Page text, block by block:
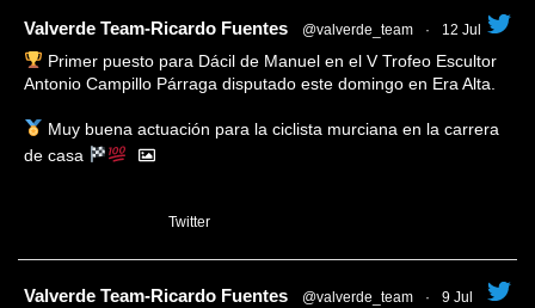
Valverde Team-Ricardo Fuentes @valverde_team · 12 Jul
Primer puesto para Dácil de Manuel en el V Trofeo Escultor
Antonio Campillo Párraga disputado este domingo en Era Alta.
Muy buena actuación para la ciclista murciana en la carrera
de casa
Twitter
Valverde Team-Ricardo Fuentes @valverde_team · 9 Jul